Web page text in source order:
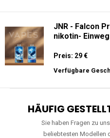
JNR - Falcon
nikotin-
Preis: 29 €
Verfügbare
HÄUFIG
Sie haben Fragen zu
beliebtesten Modellen